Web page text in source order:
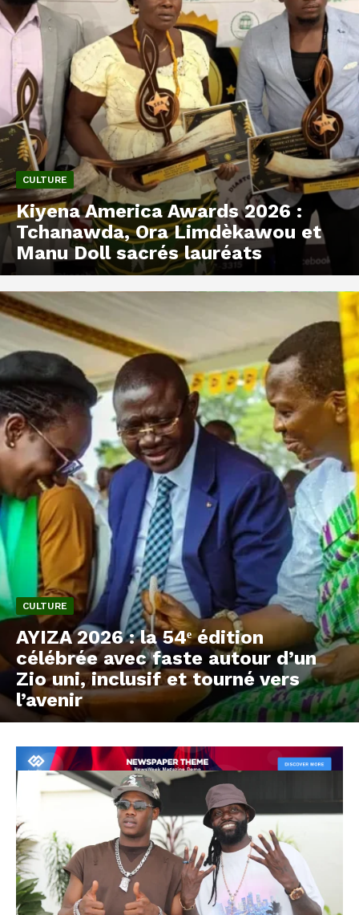
CULTURE
Kiyena America Awards 2026 :
Tchanawda, Ora Limdèkawou et
Manu Doll sacrés lauréats
CULTURE
AYIZA 2026 : la 54ᵉ édition
célébrée avec faste autour d’un
Zio uni, inclusif et tourné vers
l’avenir